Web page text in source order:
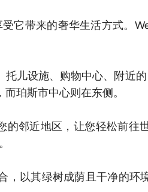
它带来的奢华生活方式。
儿设施、购物中心、附近
珀斯市中心则在东侧。
的邻近地区，让您轻松前往
，以其绿树成荫且干净的环